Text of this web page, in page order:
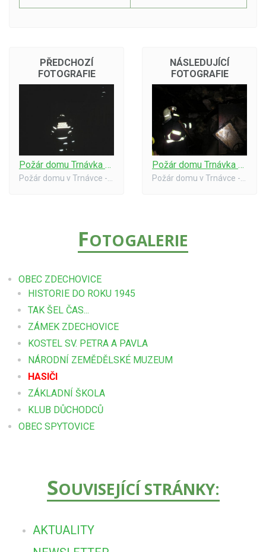
PŘEDCHOZÍ
FOTOGRAFIE
Požár domu Trnávka #01
NÁSLEDUJÍCÍ
FOTOGRAFIE
Požár domu Trnávka #03
FOTOGALERIE
OBEC ZDECHOVICE
HISTORIE DO ROKU 1945
TAK ŠEL ČAS...
ZÁMEK ZDECHOVICE
KOSTEL SV. PETRA A PAVLA
NÁRODNÍ ZEMĚDĚLSKÉ MUZEUM
HASIČI
ZÁKLADNÍ ŠKOLA
KLUB DŮCHODCŮ
OBEC SPYTOVICE
SOUVISEJÍCÍ STRÁNKY:
AKTUALITY